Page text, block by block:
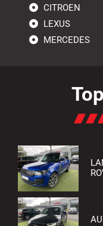
CITROEN
LEXUS
MERCEDES